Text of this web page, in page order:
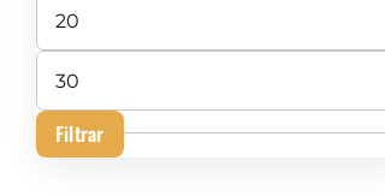
mínimo
Precio
máximo
Filtrar